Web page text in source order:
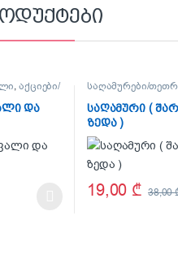
,აქციები/
და
საღამურები/
ფასდაკლებები
საღამური (
ზედა )
19,00 ₾ 38,00